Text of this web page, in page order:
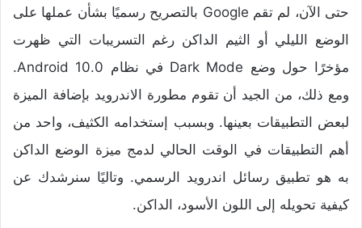
حتى الآن، لم تقم Google بالتصريح رسميًا بشأن عملها على
الوضع الليلي أو الثيم الداكن رغم التسريبات التي ظهرت
مؤخرًا حول وضع Dark Mode في نظام Android 10.0.
ومع ذلك، من الجيد أن تقوم مطورة الاندرويد بإضافة الميزة
لبعض التطبيقات بعينها. وبسبب إستخدامه الكثيف، واحد من
أهم التطبيقات في الوقت الحالي لدمج ميزة الوضع الداكن
به هو تطبيق رسائل اندرويد الرسمي. وتاليًا سنرشدك عن
كيفية تحويله إلى اللون الأسود، الداكن.